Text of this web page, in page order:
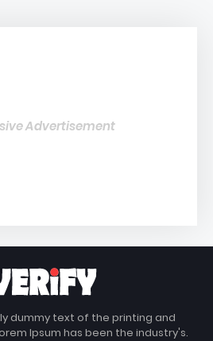
Advertisement
dummy text of the printing and
Ipsum has been the industry's.